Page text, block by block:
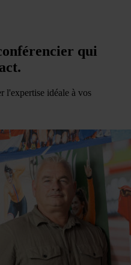
qui
l'expertise idéale à vos